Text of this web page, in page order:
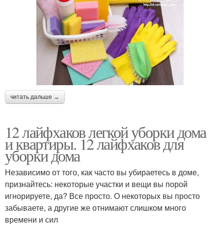
читать дальше →
12 лайфхаков легкой уборки дома
и квартиры. 12 лайфхаков для
уборки дома
Независимо от того, как часто вы убираетесь в доме,
признайтесь: некоторые участки и вещи вы порой
игнорируете, да? Все просто. О некоторых вы просто
забываете, а другие же отнимают слишком много
времени и сил